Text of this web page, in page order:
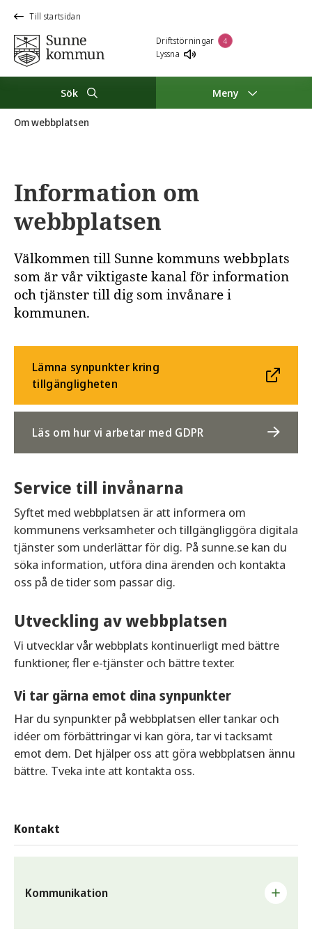
Till startsidan
Driftstörningar 4
Lyssna
Sök Meny
Om webbplatsen
Information om
webbplatsen
Välkommen till Sunne kommuns webbplats
som är vår viktigaste kanal för information
och tjänster till dig som invånare i
kommunen.
Lämna synpunkter kring
tillgängligheten
Läs om hur vi arbetar med GDPR
Service till invånarna
Syftet med webbplatsen är att informera om
kommunens verksamheter och tillgängliggöra digitala
tjänster som underlättar för dig. På sunne.se kan du
söka information, utföra dina ärenden och kontakta
oss på de tider som passar dig.
Utveckling av webbplatsen
Vi utvecklar vår webbplats kontinuerligt med bättre
funktioner, fler e-tjänster och bättre texter.
Vi tar gärna emot dina synpunkter
Har du synpunkter på webbplatsen eller tankar och
idéer om förbättringar vi kan göra, tar vi tacksamt
emot dem. Det hjälper oss att göra webbplatsen ännu
bättre. Tveka inte att kontakta oss.
Kontakt
Kommunikation